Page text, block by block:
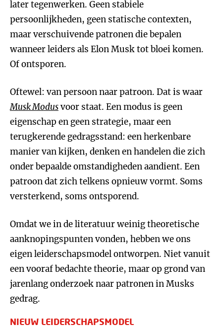
later tegenwerken. Geen stabiele
persoonlijkheden, geen statische contexten,
maar verschuivende patronen die bepalen
wanneer leiders als Elon Musk tot bloei komen.
Of ontsporen.
Oftewel: van persoon naar patroon. Dat is waar
Musk Modusvoor staat. Een modus is geen
eigenschap en geen strategie, maar een
terugkerende gedragsstand: een herkenbare
manier van kijken, denken en handelen die zich
onder bepaalde omstandigheden aandient. Een
patroon dat zich telkens opnieuw vormt. Soms
versterkend, soms ontsporend.
Omdat we in de literatuur weinig theoretische
aanknopingspunten vonden, hebben we ons
eigen leiderschapsmodel ontworpen. Niet vanuit
een vooraf bedachte theorie, maar op grond van
jarenlang onderzoek naar patronen in Musks
gedrag.
NIEUW LEIDERSCHAPSMODEL